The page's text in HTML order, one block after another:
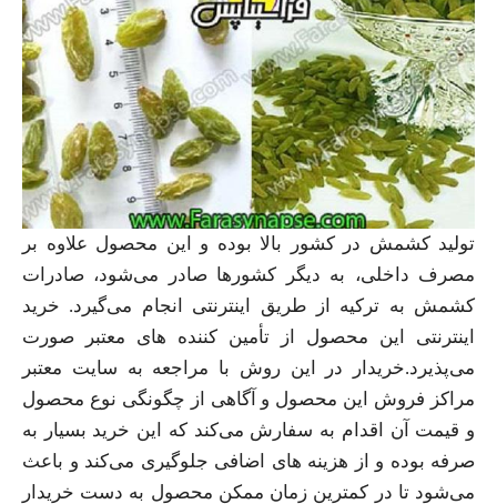
تولید کشمش در کشور بالا بوده و این محصول علاوه بر
مصرف داخلی، به دیگر کشورها صادر می‌شود، صادرات
کشمش به ترکیه از طریق اینترنتی انجام می‌گیرد. خرید
اینترنتی این محصول از تأمین کننده های معتبر صورت
می‌پذیرد.خریدار در این روش با مراجعه به سایت معتبر
مراکز فروش این محصول و آگاهی از چگونگی نوع محصول
و قیمت آن اقدام به سفارش می‌کند که این خرید بسیار به
صرفه بوده و از هزینه های اضافی جلوگیری می‌کند و باعث
می‌شود تا در کمترین زمان ممکن محصول به دست خریدار